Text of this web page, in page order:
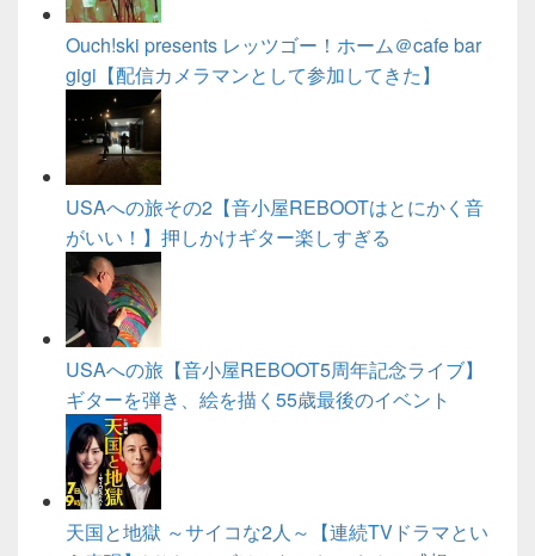
Ouch!ski presents レッツゴー！ホーム＠cafe bar
gigi【配信カメラマンとして参加してきた】
USAへの旅その2【音小屋REBOOTはとにかく音
がいい！】押しかけギター楽しすぎる
USAへの旅【音小屋REBOOT5周年記念ライブ】
ギターを弾き、絵を描く55歳最後のイベント
天国と地獄 ～サイコな2人～【連続TVドラマとい